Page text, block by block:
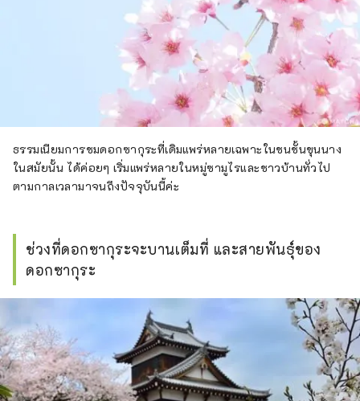
ธรรมเนียมการชมดอกซากุระที่เดิมแพร่หลายเฉพาะในชนชั้นขุนนาง
ในสมัยนั้น ได้ค่อยๆ เริ่มแพร่หลายในหมู่ซามูไรและชาวบ้านทั่วไป
ตามกาลเวลามาจนถึงปัจจุบันนี้ค่ะ
ช่วงที่ดอกซากุระจะบานเต็มที่ และสายพันธุ์ของ
ดอกซากุระ